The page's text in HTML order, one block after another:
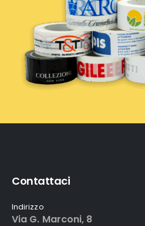
Contattaci
Indirizzo
Via G. Marconi, 8